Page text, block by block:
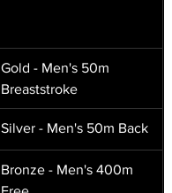
Gold - Men's 50m
Breaststroke
Silver - Men's 50m Back
Bronze - Men's 400m